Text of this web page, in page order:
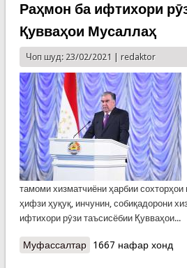
Раҳмон ба ифтихори
Қувваҳои Мусаллаҳ
Чоп шуд: 23/02/2021 | redaktor
тамоми хизматчиёни ҳарбии
ҳифзи ҳуқуқ, инчунин, собиқадорони
ифтихори рӯзи таъсисёбии Қувваҳои...
Муфассалтаро Суханронии
1667 нафар хонд